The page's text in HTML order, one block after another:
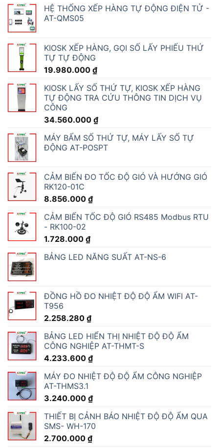
HỆ THỐNG XẾP HÀNG TỰ ĐỘNG ĐIỆN TỬ -
AT-QMS05
KIOSK XẾP HÀNG, GỌI SỐ LẤY PHIẾU THỨ
TỰ TỰ ĐỘNG
19.980.000 ₫
KIOSK LẤY SỐ THỨ TỰ, KIOSK XẾP HÀNG
TỰ ĐỘNG TRA CỨU THÔNG TIN DỊCH VỤ
CÔNG
34.560.000 ₫
MÁY BẤM SỐ THỨ TỰ, MÁY LẤY SỐ TỰ
ĐỘNG AT-POSPT
CẢM BIẾN ĐO TỐC ĐỘ GIÓ VÀ HƯỚNG GIÓ
RK120-01C
8.856.000 ₫
CẢM BIẾN TỐC ĐỘ GIÓ RS485 Modbus RTU
- RK100-02
1.728.000 ₫
BẢNG LED NĂNG SUẤT AT-NS-6
ĐỒNG HỒ ĐO NHIỆT ĐỘ ĐỘ ẨM WIFI AT-
T956
2.258.280 ₫
BẢNG LED HIỂN THỊ NHIỆT ĐỘ ĐỘ ẨM
CÔNG NGHIỆP AT-THMT-S
4.233.600 ₫
MÁY ĐO NHIỆT ĐỘ ĐỘ ẨM CÔNG NGHIỆP
AT-THMS3.1
3.240.000 ₫
THIẾT BỊ CẢNH BÁO NHIỆT ĐỘ ĐỘ ẨM QUA
SMS- WH-170
2.700.000 ₫